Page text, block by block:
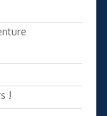
!